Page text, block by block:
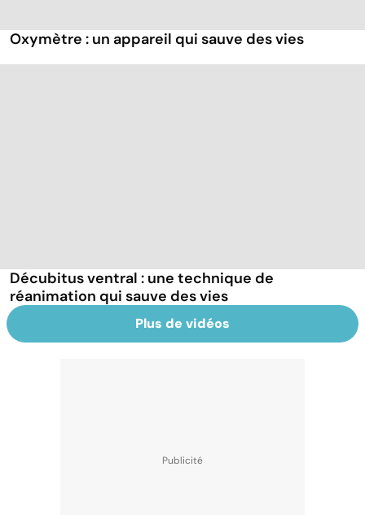
Oxymètre : un appareil qui sauve des vies
Décubitus ventral : une technique de
réanimation qui sauve des vies
Plus de vidéos